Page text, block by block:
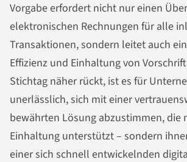
Vorgabe erfordert nicht nur einen
elektronischen Rechnungen für alle
Transaktionen, sondern leitet auch
Effizienz und Einhaltung von
Stichtag näher rückt, ist es für
unerlässlich, sich mit einer
bewährten Lösung abzustimmen, die
Einhaltung unterstützt – sondern
einer sich schnell entwickelnden